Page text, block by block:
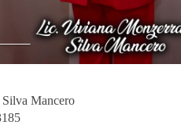
Mancero